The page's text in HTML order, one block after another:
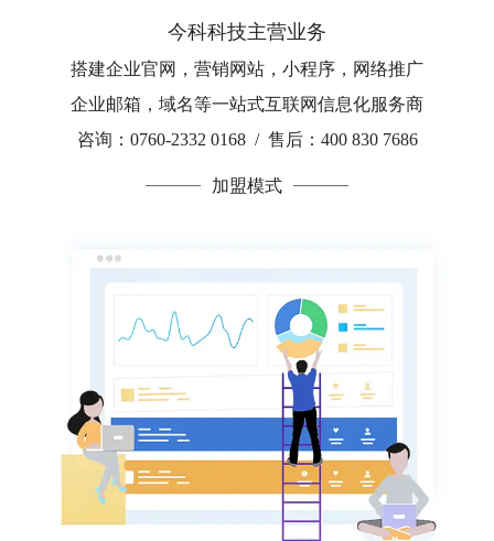
今科科技主营业务
搭建企业官网，营销网站，小程序，网络推广
企业邮箱，域名等一站式互联网信息化服务商
咨询：0760-2332 0168 / 售后：400 830 7686
加盟模式